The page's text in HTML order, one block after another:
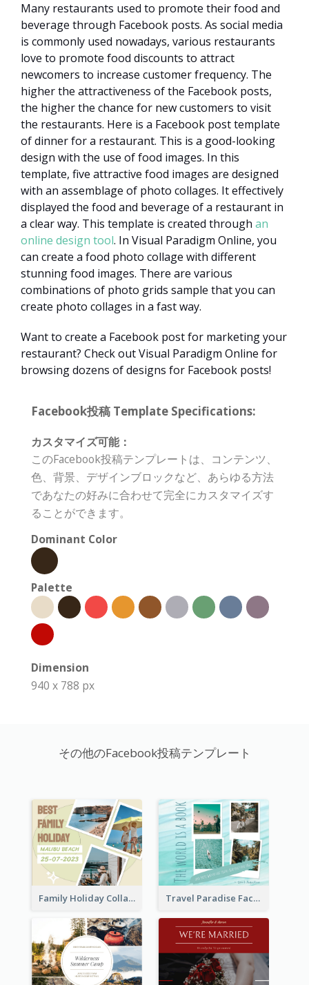
Many restaurants used to promote their food and
beverage through Facebook posts. As social media
is commonly used nowadays, various restaurants
love to promote food discounts to attract
newcomers to increase customer frequency. The
higher the attractiveness of the Facebook posts,
the higher the chance for new customers to visit
the restaurants. Here is a Facebook post template
of dinner for a restaurant. This is a good-looking
design with the use of food images. In this
template, five attractive food images are designed
with an assemblage of photo collages. It effectively
displayed the food and beverage of a restaurant in
a clear way. This template is created through an
online design tool. In Visual Paradigm Online, you
can create a food photo collage with different
stunning food images. There are various
combinations of photo grids sample that you can
create photo collages in a fast way.
Want to create a Facebook post for marketing your
restaurant? Check out Visual Paradigm Online for
browsing dozens of designs for Facebook posts!
Facebook投稿 Template Specifications:
カスタマイズ可能：
このFacebook投稿テンプレートは、コンテンツ、
色、背景、デザインブロックなど、あらゆる方法
であなたの好みに合わせて完全にカスタマイズす
ることができます。
Dominant Color
Palette
Dimension
940 x 788 px
その他のFacebook投稿テンプレート
Family Holiday Collage Facebook Post Travel Paradise Facebook Post